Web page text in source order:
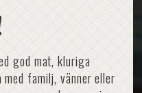
god mat, kluriga
familj, vänner eller